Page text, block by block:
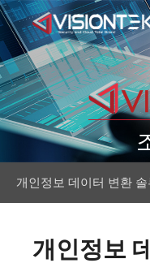
개인정보 데이터 변환 솔
개인정보